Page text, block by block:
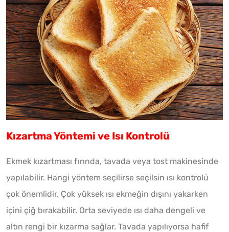
Kızartma Yöntemi ve Isı Kontrolü
Ekmek kızartması fırında, tavada veya tost makinesinde
yapılabilir. Hangi yöntem seçilirse seçilsin ısı kontrolü
çok önemlidir. Çok yüksek ısı ekmeğin dışını yakarken
içini çiğ bırakabilir. Orta seviyede ısı daha dengeli ve
altın rengi bir kızarma sağlar. Tavada yapılıyorsa hafif